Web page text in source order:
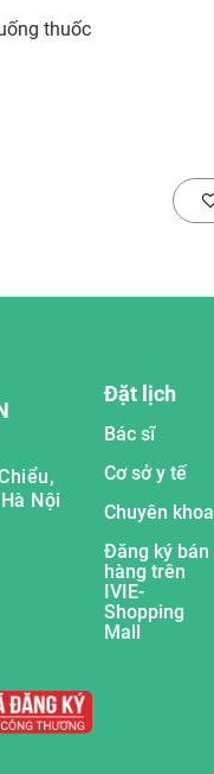
thuốc
Nội
Đặt lịch
Bác sĩ
Cơ sở y tế
Chuyên khoa
Đăng ký bán
hàng trên
IVIE-
Shopping
Mall